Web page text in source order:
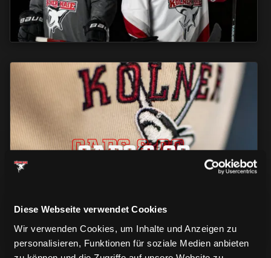
Diese Webseite verwendet Cookies
Wir verwenden Cookies, um Inhalte und Anzeigen zu
personalisieren, Funktionen für soziale Medien anbieten
CAPS & CO
CAPS & CO
CAPS & CO